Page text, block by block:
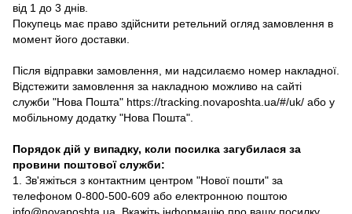
від 1 до 3 днів.
Покупець має право здійснити ретельний огляд замовлення в
момент його доставки.
Після відправки замовлення, ми надсилаємо номер накладної.
Відстежити замовлення за накладною можливо на сайті
служби "Нова Пошта" https://tracking.novaposhta.ua/#/uk/ або у
мобільному додатку "Нова Пошта".
Порядок дій у випадку, коли посилка загубилася за
провини поштової служби:
1. Зв'яжіться з контактним центром "Нової пошти" за
телефоном 0-800-500-609 або електронною поштою